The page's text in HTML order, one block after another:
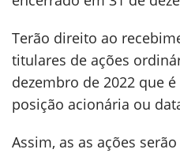
Terão direito ao
titulares de ações
dezembro de 2022 que
posição acionária ou
Assim, as as ações